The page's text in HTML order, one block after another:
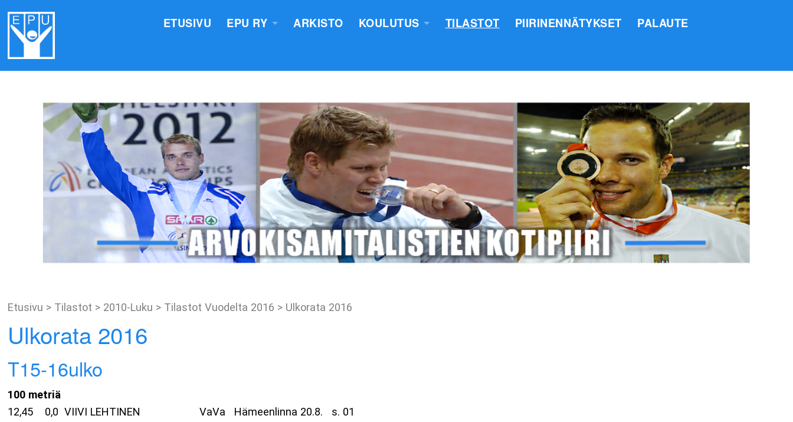
ETUSIVU
EPU RY
VALIOKUNNAT JA TIIMIT
TOIMINTASUUNNITELMA
ARVOMERKKIEN ANOMINEN
EPU:N SÄÄNNÖT
SUOMI100V - EPN YU
TOIMINTAKERTOMUKSET
EPU:N PÖYTÄSTANDAARIN SAANEET
KIRJAUTUMINEN
ARKISTO
KOULUTUS
LASTEN VALMENTAJATUTKINTO
LÄHETTÄJÄKOULUTUS
VALMENTAJAKOULUTUS
PIIRILEIRITYS
TILASTOT PIIRINENNÄTYKSET PALAUTE
Etusivu > Tilastot > 2010-Luku > Tilastot Vuodelta 2016 > Ulkorata 2016
Ulkorata 2016
T15-16ulko
100 metriä
12,45 0,0 VIIVI LEHTINEN VaVa Hämeenlinna 20.8. s. 01